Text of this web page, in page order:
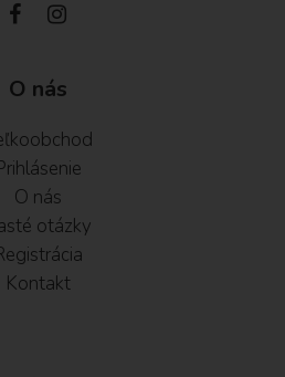
O nás
O nás
otázky
Kontakt